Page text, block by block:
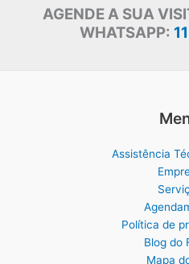
AGENDE A SUA
WHATSAPP:
Assistência
Política de
Blog do
Mapa